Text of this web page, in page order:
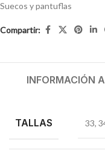
Suecos y pantuflas
Compartir:
INFORMACIÓN
TALLAS 33,